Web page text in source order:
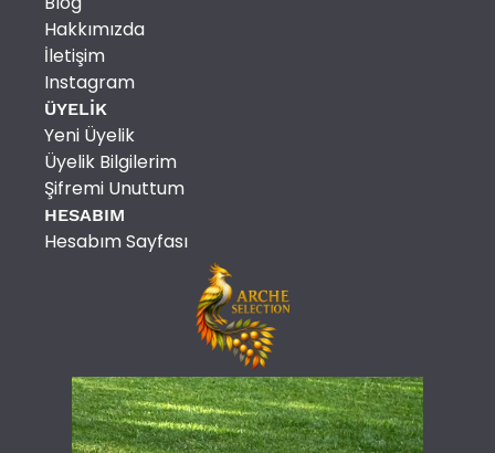
Hakkımızda
İletişim
Instagram
ÜYELİK
Yeni Üyelik
Üyelik Bilgilerim
Şifremi Unuttum
HESABIM
Hesabım Sayfası